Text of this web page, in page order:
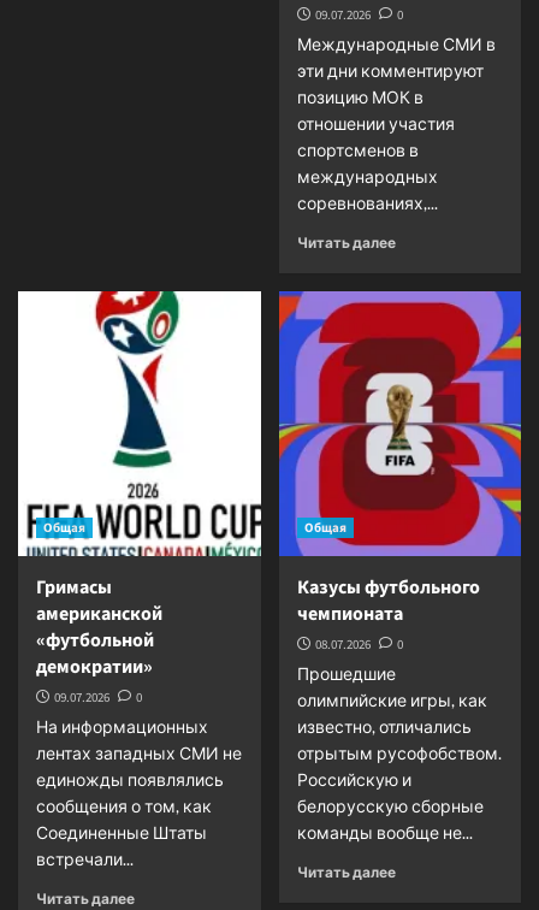
09.07.2026 0
Международные СМИ в
эти дни комментируют
позицию МОК в
отношении участия
спортсменов в
международных
соревнованиях,...
Читать далееПрочитать
МОК
отношение
к
участию
в
состязаниях
российских
и
белорусских
спортсменов
Общая
Гримасы
американской
«футбольной
демократии»
09.07.2026 0
На информационных
лентах западных СМИ не
единожды появлялись
сообщения о том, как
Соединенные Штаты
встречали...
Читать далееПрочитать
Общая
Казусы футбольного
чемпионата
08.07.2026 0
Прошедшие
олимпийские игры, как
известно, отличались
отрытым русофобством.
Российскую и
белорусскую сборные
команды вообще не...
Читать далееПрочитать